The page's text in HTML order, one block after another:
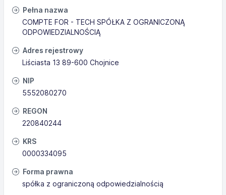
Pełna nazwa
COMPTE FOR - TECH SPÓŁKA Z OGRANICZONĄ
ODPOWIEDZIALNOŚCIĄ
Adres rejestrowy
Liściasta 13 89-600 Chojnice
NIP
5552080270
REGON
220840244
KRS
0000334095
Forma prawna
spółka z ograniczoną odpowiedzialnością